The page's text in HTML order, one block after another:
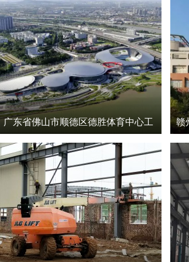
广东省佛山市顺德区德胜体育中心工
程（一标） 钢结构项目防腐防火涂料
工程
赣
护
防